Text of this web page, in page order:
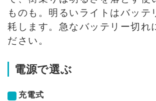
ものも。明るいライトはバッテ
耗します。急なバッテリー切れ
ださい。
電源で選ぶ
充電式